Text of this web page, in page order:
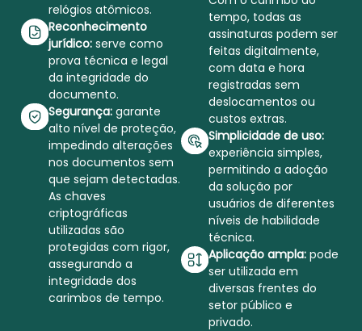
relógios atômicos.
Reconhecimento
jurídico:serve como
prova técnica e legal
da integridade do
documento.
Segurança:garante
alto nível de proteção,
impedindo alterações
nos documentos sem
que sejam detectadas.
As chaves
criptográficas
utilizadas são
protegidas com rigor,
assegurando a
integridade dos
carimbos de tempo.
tempo, todas as
assinaturas podem ser
feitas digitalmente,
com data e hora
registradas sem
deslocamentos ou
custos extras.
Simplicidade de uso:
experiência simples,
permitindo a adoção
da solução por
usuários de diferentes
níveis de habilidade
técnica.
Aplicação ampla:pode
ser utilizada em
diversas frentes do
setor público e
privado.